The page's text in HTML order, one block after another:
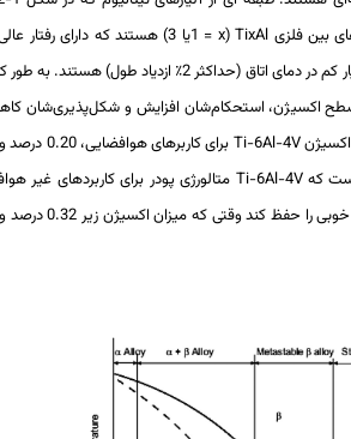
فلزیTixAl
(
x
=
1یا 3) هستند که دارای رفتار عالی در
دمای بالا، اما شکل‌پذیری بسیار کم در دمای اتاق (حداکثر 2٪ ازدیاد طول) هستند. به طور کلی،
اکسیژن، استحکام‌شان‌ افزایش و شکل‌پذیری‌شان کاهش
Ti-6Al-4Vبرای کاربرهای هوافضایی،0.20درصد وزنی
که Ti-6Al-4Vمتالورژی پودر برای کاربردهای غیر هوافضا
می تواند شکل‌پذیری کششی خوبی را حفظ کند وقتی که میزان اکسیژن زیر 0.32 درصد وزنی